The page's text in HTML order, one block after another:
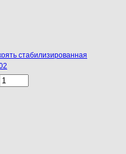
стабилизированная